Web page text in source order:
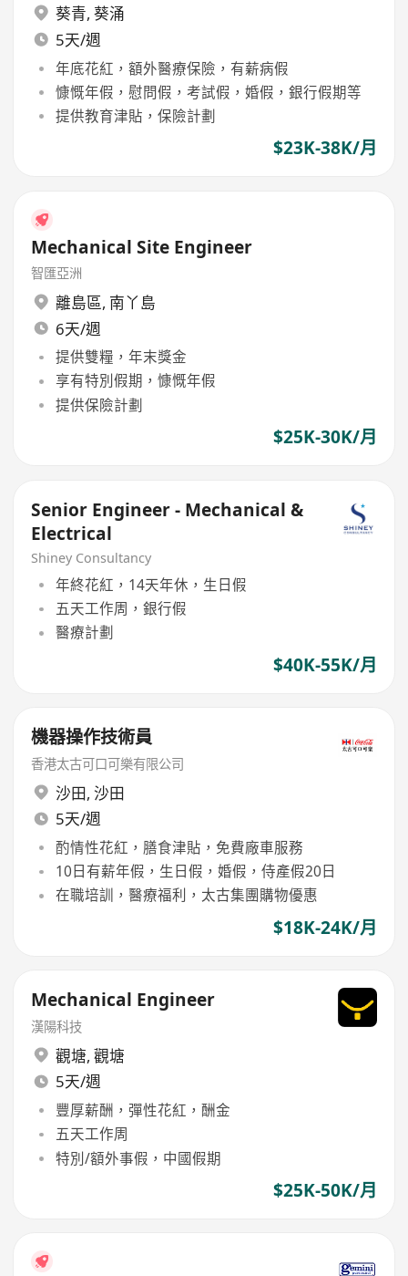
葵青, 葵涌
5天/週
年底花紅，額外醫療保險，有薪病假
慷慨年假，慰問假，考試假，婚假，銀行假期等
提供教育津貼，保險計劃
$23K-38K/月
Mechanical Site Engineer
智匯亞洲
離島區, 南丫島
6天/週
提供雙糧，年末獎金
享有特別假期，慷慨年假
提供保險計劃
$25K-30K/月
Senior Engineer - Mechanical &
Electrical
Shiney Consultancy
年終花紅，14天年休，生日假
五天工作周，銀行假
醫療計劃
$40K-55K/月
機器操作技術員
香港太古可口可樂有限公司
沙田, 沙田
5天/週
酌情性花紅，膳食津貼，免費廠車服務
10日有薪年假，生日假，婚假，侍產假20日
在職培訓，醫療福利，太古集團購物優惠
$18K-24K/月
Mechanical Engineer
漢陽科技
觀塘, 觀塘
5天/週
豐厚薪酬，彈性花紅，酬金
五天工作周
特別/額外事假，中國假期
$25K-50K/月